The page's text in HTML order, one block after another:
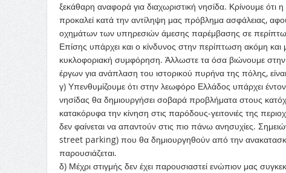
ξεκάθαρη αναφορά για διαχωριστική νησίδα. Κρίνουμε
προκαλεί κατά την αντίληψη μας πρόβλημα ασφάλειας,
οχημάτων των υπηρεσιών άμεσης παρέμβασης σε
Επίσης υπάρχει και ο κίνδυνος στην περίπτωση ακόμη
κυκλοφοριακή συμφόρηση. Άλλωστε τα όσα βιώνουμε
έργων για ανάπλαση του ιστορικού πυρήνα της πόλης,
γ) Υπενθυμίζουμε ότι στην λεωφόρο Ελλάδος υπάρχει
νησίδας θα δημιουργήσει σοβαρά προβλήματα στους
κατακόρυφα την κίνηση στις παρόδους-γειτονιές της
δεν φαίνεται να απαντούν στις πιο πάνω ανησυχίες.
street parking) που θα δημιουργηθούν από την
παρουσιάζεται.
δ) Μέχρι στιγμής δεν έχει παρουσιαστεί ενώπιον μας